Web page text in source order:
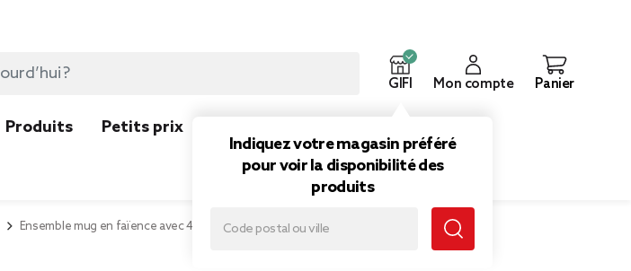
GIFI
Indiquez votre magasin préféré
pour voir la disponibilité des
produits
Mon compte Panier
Produits Petits prix
Ensemble mug en faïence avec 4 sachets de thé